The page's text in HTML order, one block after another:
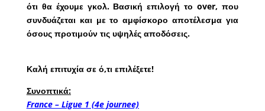
ότι θα έχουμε γκολ. Βασική επιλογή το over, που
συνδυάζεται και με το αμφίσκορο αποτέλεσμα για
όσους προτιμούν τις υψηλές αποδόσεις.
Καλή επιτυχία σε ό,τι επιλέξετε!
Συνοπτικά:
France – Ligue 1 (4ejournee)